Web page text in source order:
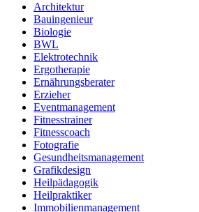
Architektur
Bauingenieur
Biologie
BWL
Elektrotechnik
Ergotherapie
Ernährungsberater
Erzieher
Eventmanagement
Fitnesstrainer
Fitnesscoach
Fotografie
Gesundheitsmanagement
Grafikdesign
Heilpädagogik
Heilpraktiker
Immobilienmanagement